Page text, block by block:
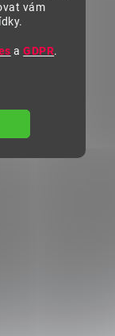
vám
aGDPR.